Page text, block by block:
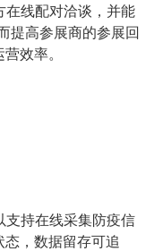
在线配对洽谈，并能
提高参展商的参展回
效率。
支持在线采集防疫信
，数据留存可追